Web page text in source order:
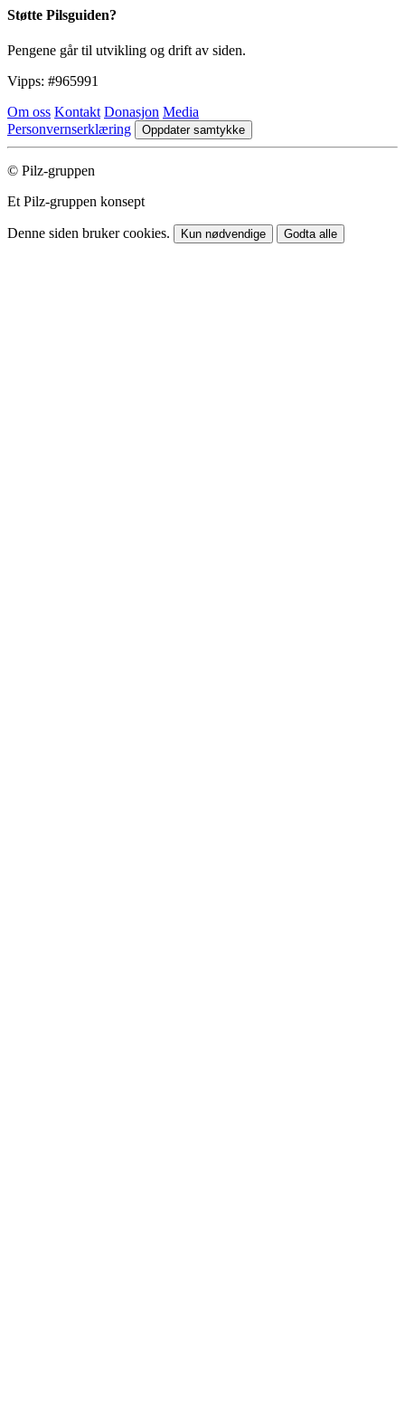
Støtte Pilsguiden?
Pengene går til utvikling og drift av siden.
Vipps: #965991
Om oss Kontakt Donasjon Media
Personvernserklæring
Oppdater samtykke
© Pilz-gruppen
Et Pilz-gruppen konsept
Denne siden bruker cookies. Kun nødvendige Godta alle